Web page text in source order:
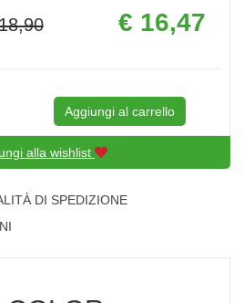
Prezzo
scontato
€ 16,47
Aggiungi al carrello
alla wishlist
DI SPEDIZIONE